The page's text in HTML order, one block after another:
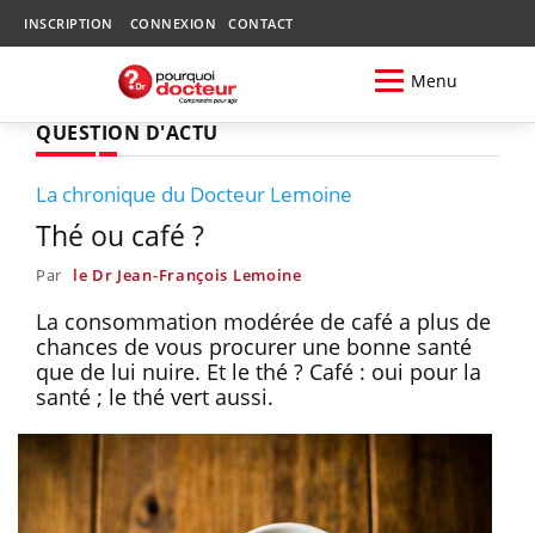
INSCRIPTION CONNEXION CONTACT
Menu
QUESTION D'ACTU
La chronique du Docteur Lemoine
Thé ou café ?
Par le Dr Jean-François Lemoine
La consommation modérée de café a plus de
chances de vous procurer une bonne santé
que de lui nuire. Et le thé ? Café : oui pour la
santé ; le thé vert aussi.